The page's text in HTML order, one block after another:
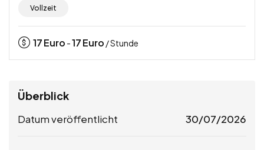
Vollzeit
17Euro -17Euro / Stunde
Überblick
Datum veröffentlicht 30/07/2026